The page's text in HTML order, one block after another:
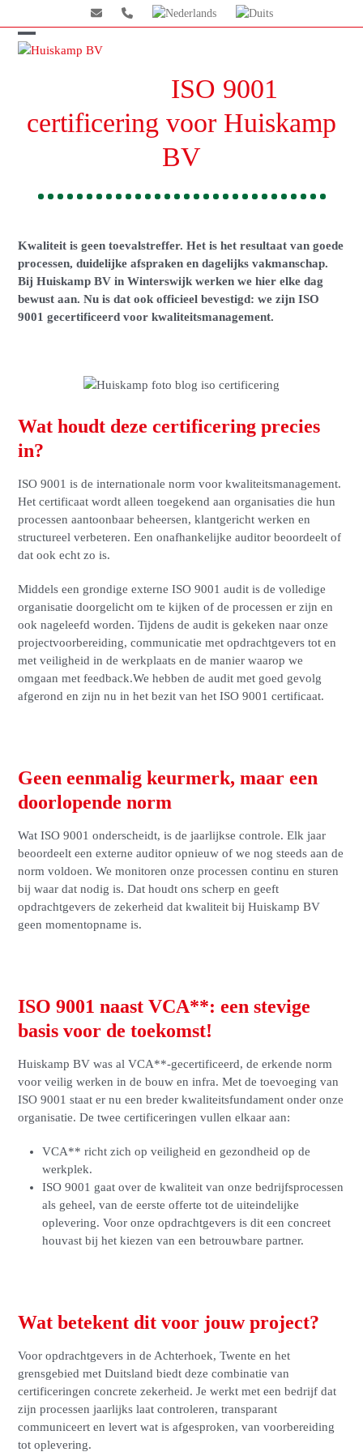
to
contentOpen
Close
ISO 9001
certificering voor Huiskamp
BV
Kwaliteit is geen toevalstreffer. Het is het resultaat van goede
processen, duidelijke afspraken en dagelijks vakmanschap.
Bij Huiskamp BV in Winterswijk werken we hier elke dag
bewust aan. Nu is dat ook officieel bevestigd: we zijn ISO
9001 gecertificeerd voor kwaliteitsmanagement.
Wat houdt deze certificering precies
in?
ISO 9001 is de internationale norm voor kwaliteitsmanagement.
Het certificaat wordt alleen toegekend aan organisaties die hun
processen aantoonbaar beheersen, klantgericht werken en
structureel verbeteren. Een onafhankelijke auditor beoordeelt of
dat ook echt zo is.
Middels een grondige externe ISO 9001 audit is de volledige
organisatie doorgelicht om te kijken of de processen er zijn en
ook nageleefd worden. Tijdens de audit is gekeken naar onze
projectvoorbereiding, communicatie met opdrachtgevers tot en
met veiligheid in de werkplaats en de manier waarop we
omgaan met feedback.We hebben de audit met goed gevolg
afgerond en zijn nu in het bezit van het ISO 9001 certificaat.
Geen eenmalig keurmerk, maar een
doorlopende norm
Wat ISO 9001 onderscheidt, is de jaarlijkse controle. Elk jaar
beoordeelt een externe auditor opnieuw of we nog steeds aan de
norm voldoen. We monitoren onze processen continu en sturen
bij waar dat nodig is. Dat houdt ons scherp en geeft
opdrachtgevers de zekerheid dat kwaliteit bij Huiskamp BV
geen momentopname is.
ISO 9001 naast VCA**: een stevige
basis voor de toekomst!
Huiskamp BV was al VCA**-gecertificeerd, de erkende norm
voor veilig werken in de bouw en infra. Met de toevoeging van
ISO 9001 staat er nu een breder kwaliteitsfundament onder onze
organisatie. De twee certificeringen vullen elkaar aan:
VCA** richt zich op veiligheid en gezondheid op de
werkplek.
ISO 9001 gaat over de kwaliteit van onze bedrijfsprocessen
als geheel, van de eerste offerte tot de uiteindelijke
oplevering. Voor onze opdrachtgevers is dit een concreet
houvast bij het kiezen van een betrouwbare partner.
Wat betekent dit voor jouw project?
Voor opdrachtgevers in de Achterhoek, Twente en het
grensgebied met Duitsland biedt deze combinatie van
certificeringen concrete zekerheid. Je werkt met een bedrijf dat
zijn processen jaarlijks laat controleren, transparant
communiceert en levert wat is afgesproken, van voorbereiding
tot oplevering.